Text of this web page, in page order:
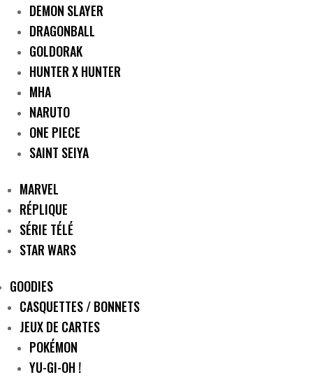
DEMON SLAYER
DRAGONBALL
GOLDORAK
HUNTER X HUNTER
MHA
NARUTO
ONE PIECE
SAINT SEIYA
MARVEL
RÉPLIQUE
SÉRIE TÉLÉ
STAR WARS
GOODIES
CASQUETTES / BONNETS
JEUX DE CARTES
POKÉMON
YU-GI-OH !